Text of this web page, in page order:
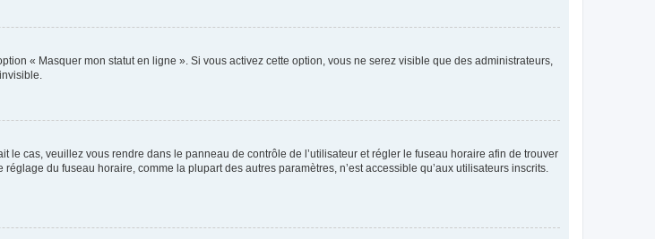
« Masquer mon statut en ligne ». Si vous activez cette option, vous ne serez visible que des administrateurs,
le cas, veuillez vous rendre dans le panneau de contrôle de l’utilisateur et régler le fuseau horaire afin de trouver
du fuseau horaire, comme la plupart des autres paramètres, n’est accessible qu’aux utilisateurs inscrits.